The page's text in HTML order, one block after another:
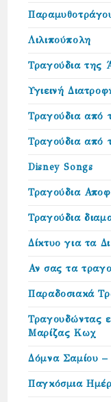
Λιλιπούπολη
Τραγούδια της
Υγιεινή
Τραγούδια από
Τραγούδια από
Disney Songs
Τραγούδια
Τραγούδια
Δίκτυο για τα
Αν σας τα
Παραδοσιακά
Τραγουδώντας
Μαρίζας Κωχ
Δόμνα Σαμίου –
Παγκόσμια